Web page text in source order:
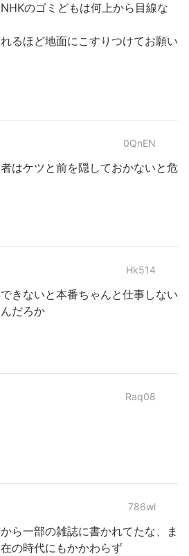
のゴミどもは何上から目線な
るほど地面にこすりつけてお願い
0QnEN
はケツと前を隠しておかないと危
Hk514
きないと本番ちゃんと仕事しない
だろか
Raq08
786wl
ら一部の雑誌に書かれてたな、ま
の時代にもかかわらず